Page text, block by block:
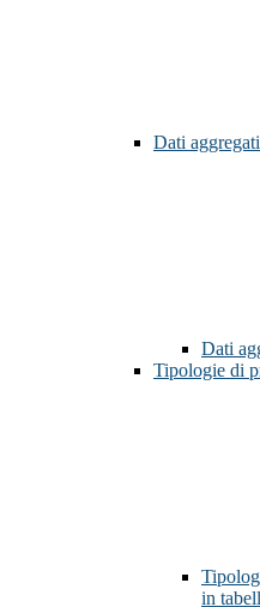
Dati
Dati
Tipologie di
in